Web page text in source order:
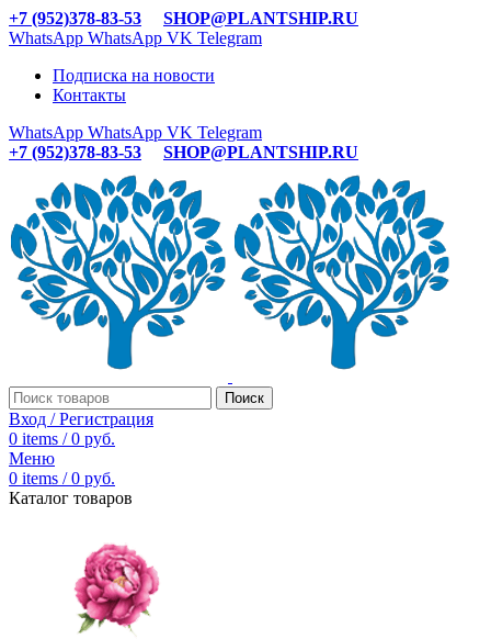
+7 (952)378-83-53
SHOP@PLANTSHIP.RU
WhatsApp WhatsApp VK Telegram
Подписка на новости
Контакты
WhatsApp WhatsApp VK Telegram
+7 (952)378-83-53
SHOP@PLANTSHIP.RU
Поиск
Вход / Регистрация
0 items / 0 руб.
Меню
0 items / 0 руб.
Каталог товаров